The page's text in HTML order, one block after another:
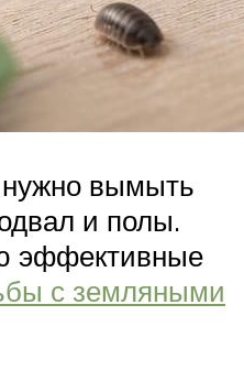
вымыть
и полы.
эффективные
с земляными